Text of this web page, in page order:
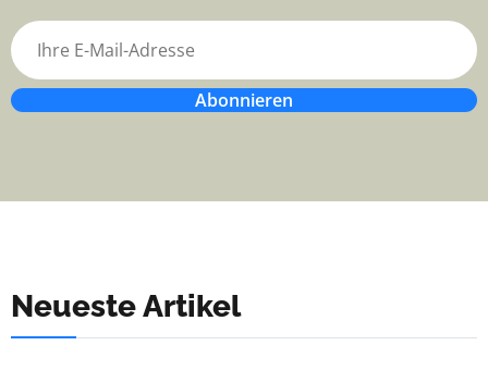
Abonnieren
Neueste Artikel